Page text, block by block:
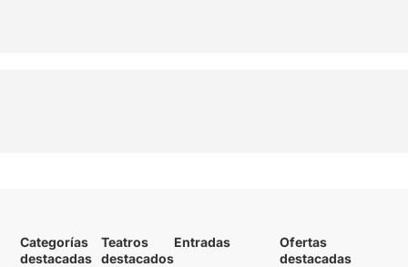
Categorías
destacadas
Teatros
destacados
Entradas
Ofertas
destacadas